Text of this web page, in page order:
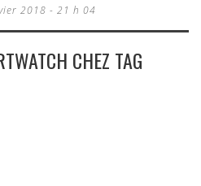
2018 - 21 h 04
CHEZ TAG